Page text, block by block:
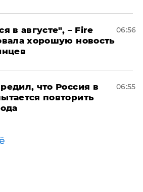
в августе", – Fire
хорошую новость
06:56
что Россия в
повторить
06:55